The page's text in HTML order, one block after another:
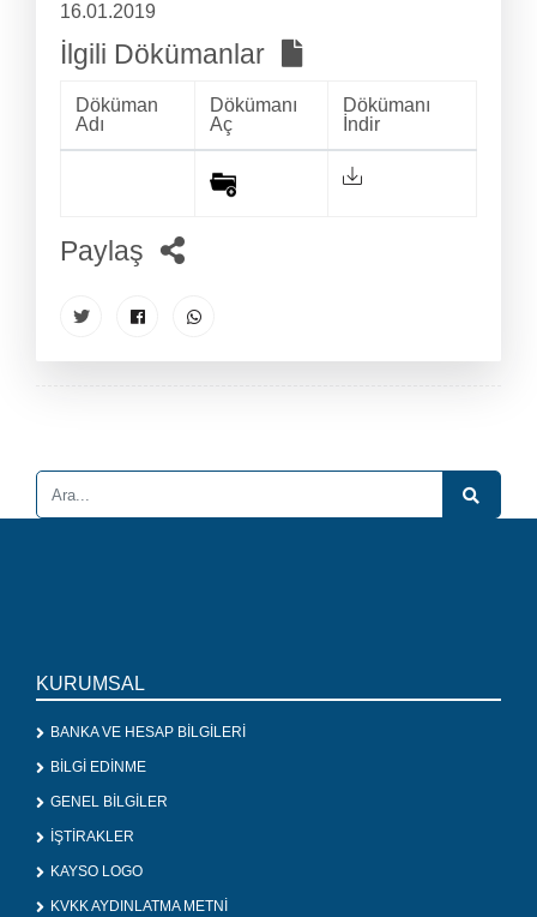
16.01.2019
İlgili Dökümanlar
Döküman
Adı
Dökümanı
Aç
Dökümanı
İndir
Paylaş
KURUMSAL
BANKA VE HESAP BİLGİLERİ
BİLGİ EDİNME
GENEL BİLGİLER
İŞTİRAKLER
KAYSO LOGO
KVKK AYDINLATMA METNİ